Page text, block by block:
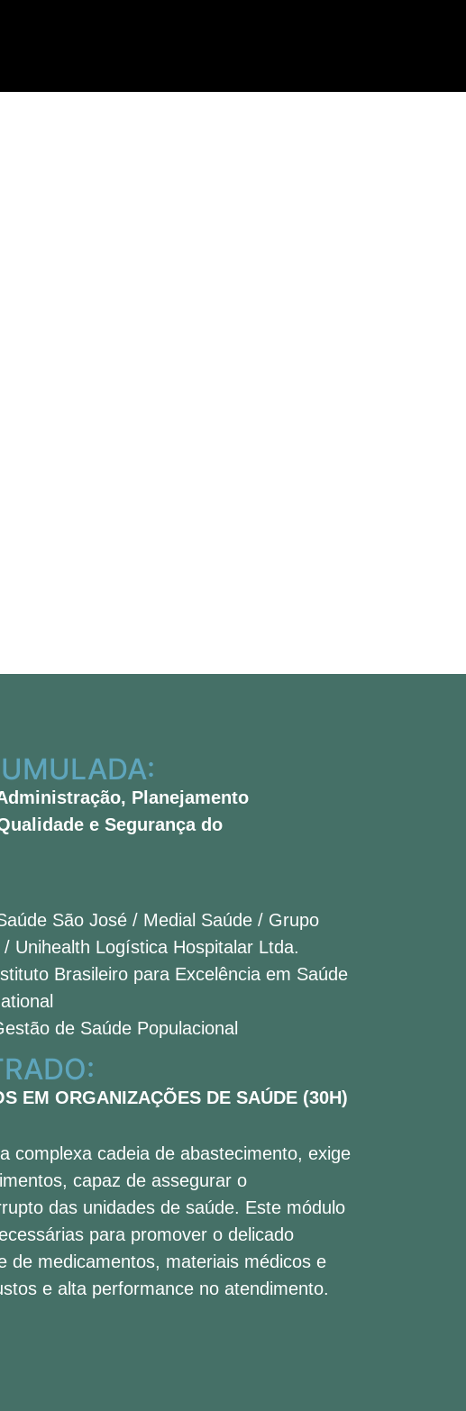
Planejamento
e Segurança do
São José / Medial Saúde / Grupo
Unihealth Logística Hospitalar Ltda.
Brasileiro para Excelência em Saúde
de Saúde Populacional
EM ORGANIZAÇÕES DE SAÚDE (30H)
complexa cadeia de abastecimento, exige
capaz de assegurar o
das unidades de saúde. Este módulo
para promover o delicado
de medicamentos, materiais médicos e
e alta performance no atendimento.